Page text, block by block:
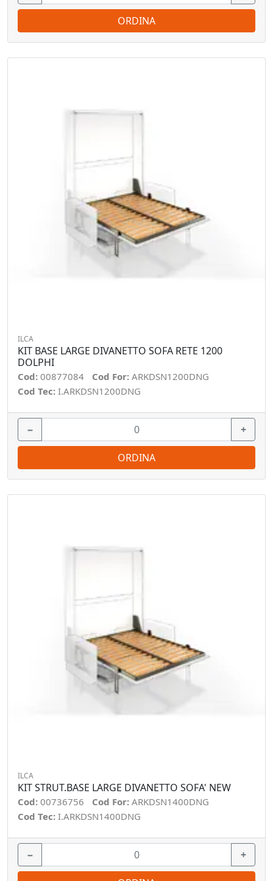
ORDINA
ILCA
KIT BASE LARGE DIVANETTO SOFA RETE 1200
DOLPHI
Cod: 00877084 Cod For: ARKDSN1200DNG
Cod Tec: I.ARKDSN1200DNG
− +
ORDINA
ILCA
KIT STRUT.BASE LARGE DIVANETTO SOFA' NEW
Cod: 00736756 Cod For: ARKDSN1400DNG
Cod Tec: I.ARKDSN1400DNG
− +